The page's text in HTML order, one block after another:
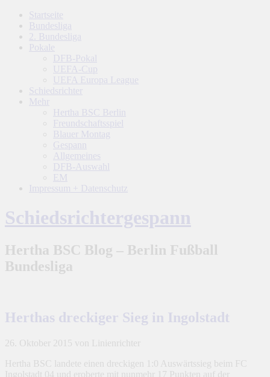
Startseite
Bundesliga
2. Bundesliga
Pokale
DFB-Pokal
UEFA-Cup
UEFA Europa League
Schiedsrichter
Mehr
Hertha BSC Berlin
Freundschaftsspiel
Blauer Montag
Gespann
Allgemeines
DFB-Auswahl
EM
Impressum + Datenschutz
Schiedsrichtergespann
Hertha BSC Blog – Berlin Fußball
Bundesliga
Herthas dreckiger Sieg in Ingolstadt
26. Oktober 2015 von Linienrichter
Hertha BSC landete einen dreckigen 1:0 Auswärtssieg beim FC
Ingolstadt 04 und eroberte mit nunmehr 17 Punkten auf der